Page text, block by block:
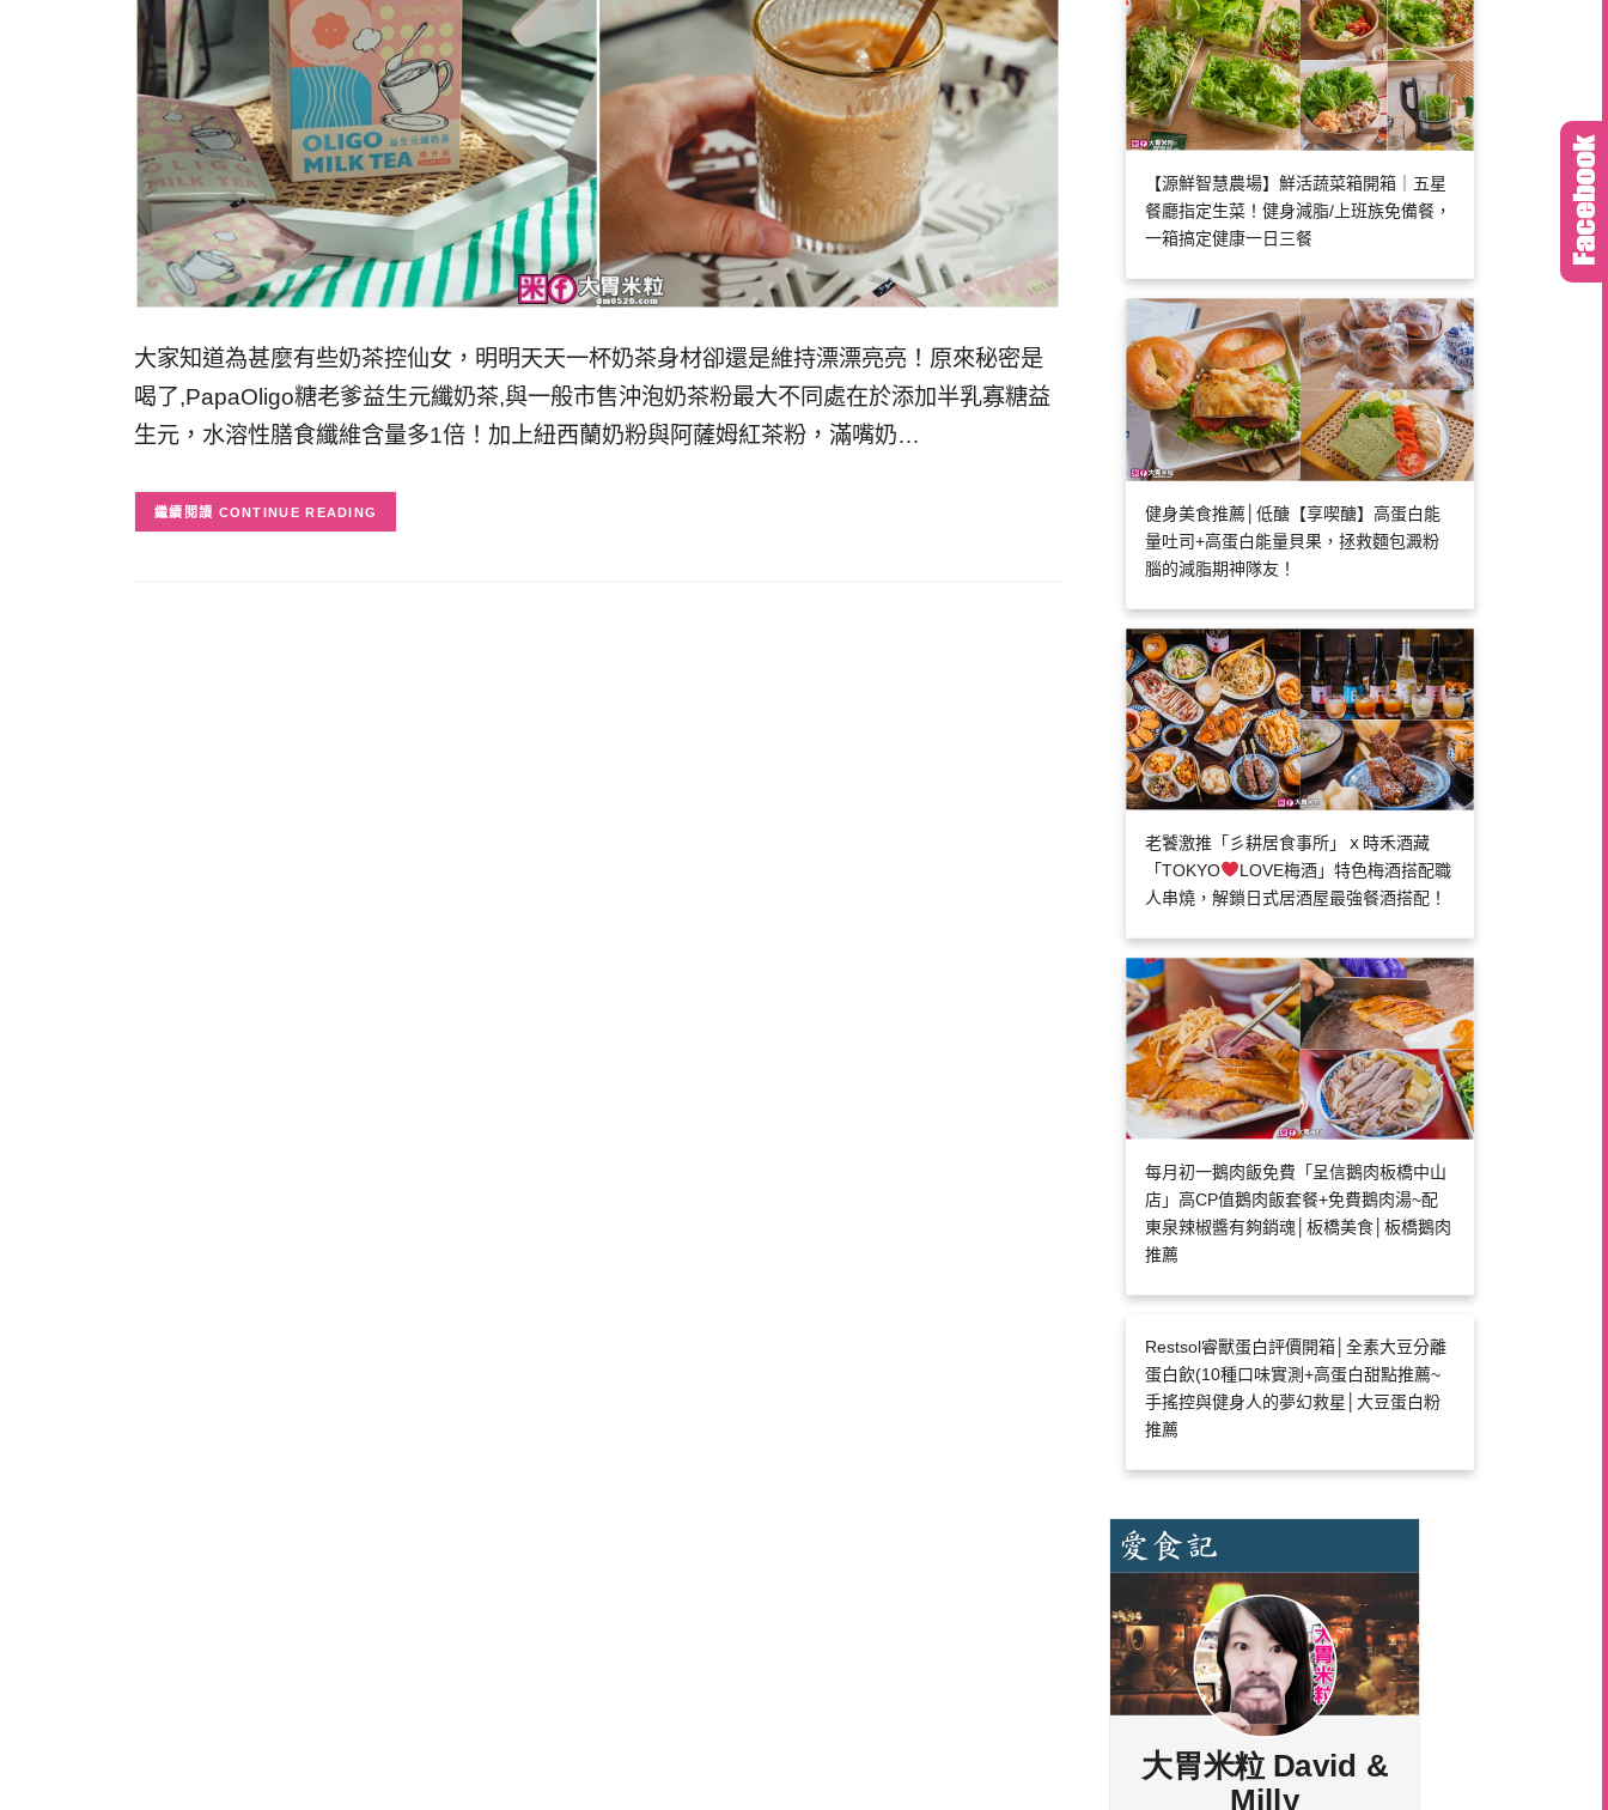
大家知道為甚麼有些奶茶控仙女，明明天天一杯奶茶身材卻還是維持漂漂亮亮！原來秘密是
喝了,PapaOligo糖老爹益生元纖奶茶,與一般市售沖泡奶茶粉最大不同處在於添加半乳寡糖益
生元，水溶性膳食纖維含量多1倍！加上紐西蘭奶粉與阿薩姆紅茶粉，滿嘴奶…
CONTINUE READING
【源鮮智慧農場】鮮活蔬菜箱開箱｜五星
餐廳指定生菜！健身減脂/上班族免備餐，
一箱搞定健康一日三餐
健身美食推薦│低醣【享喫醣】高蛋白能
量吐司+高蛋白能量貝果，拯救麵包澱粉
腦的減脂期神隊友！
老饕激推「彡耕居食事所」ｘ時禾酒藏
「TOKYO
LOVE梅酒」特色梅酒搭配職
人串燒，解鎖日式居酒屋最強餐酒搭配！
每月初一鵝肉飯免費「呈信鵝肉板橋中山
店」高CP值鵝肉飯套餐+免費鵝肉湯~配
東泉辣椒醬有夠銷魂│板橋美食│板橋鵝肉
推薦
Restsol睿獸蛋白評價開箱│全素大豆分離
蛋白飲(10種口味實測+高蛋白甜點推薦~
手搖控與健身人的夢幻救星│大豆蛋白粉
推薦